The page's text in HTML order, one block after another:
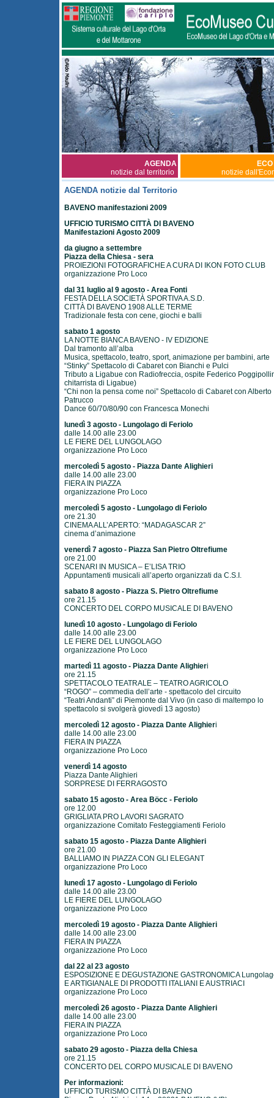
AGENDA
notizie dal territorio
notizie
AGENDA notizie dal Territorio
BAVENO manifestazioni 2009
UFFICIO TURISMO CITTÀ DI BAVENO
Manifestazioni Agosto 2009
da giugno a settembre
Piazza della Chiesa - sera
PROIEZIONI FOTOGRAFICHE A CURA DI IKON FOTO CLUB
organizzazione Pro Loco
dal 31 luglio al 9 agosto - Area Fonti
FESTA DELLA SOCIETÀ SPORTIVA A.S.D.
CITTÀ DI BAVENO 1908 ALLE TERME
Tradizionale festa con cene, giochi e balli
sabato 1 agosto
LA NOTTE BIANCA BAVENO - IV EDIZIONE
Dal tramonto all’alba
Musica, spettacolo, teatro, sport, animazione per bambini, arte
“Stinky” Spettacolo di Cabaret con Bianchi e Pulci
Tributo a Ligabue con Radiofreccia, ospite Federico
chitarrista di Ligabue)
“Chi non la pensa come noi” Spettacolo di Cabaret con Alberto
Patrucco
Dance 60/70/80/90 con Francesca Monechi
lunedì 3 agosto - Lungolago di Feriolo
dalle 14.00 alle 23.00
LE FIERE DEL LUNGOLAGO
organizzazione Pro Loco
mercoledì 5 agosto - Piazza Dante Alighieri
dalle 14.00 alle 23.00
FIERA IN PIAZZA
organizzazione Pro Loco
mercoledì 5 agosto - Lungolago di Feriolo
ore 21.30
CINEMA ALL’APERTO: “MADAGASCAR 2”
cinema d’animazione
venerdì 7 agosto - Piazza San Pietro Oltrefiume
ore 21.00
SCENARI IN MUSICA – E’LISA TRIO
Appuntamenti musicali all’aperto organizzati da C.S.I.
sabato 8 agosto - Piazza S. Pietro Oltrefiume
ore 21.15
CONCERTO DEL CORPO MUSICALE DI BAVENO
lunedì 10 agosto - Lungolago di Feriolo
dalle 14.00 alle 23.00
LE FIERE DEL LUNGOLAGO
organizzazione Pro Loco
martedì 11 agosto - Piazza Dante Alighieri
ore 21.15
SPETTACOLO TEATRALE – TEATRO AGRICOLO
“ROGO” – commedia dell’arte - spettacolo del circuito
“Teatri Andanti” di Piemonte dal Vivo (in caso di maltempo lo
spettacolo si svolgerà giovedì 13 agosto)
mercoledì 12 agosto - Piazza Dante Alighieri
dalle 14.00 alle 23.00
FIERA IN PIAZZA
organizzazione Pro Loco
venerdì 14 agosto
Piazza Dante Alighieri
SORPRESE DI FERRAGOSTO
sabato 15 agosto - Area Böcc - Feriolo
ore 12.00
GRIGLIATA PRO LAVORI SAGRATO
organizzazione Comitato Festeggiamenti Feriolo
sabato 15 agosto - Piazza Dante Alighieri
ore 21.00
BALLIAMO IN PIAZZA CON GLI ELEGANT
organizzazione Pro Loco
lunedì 17 agosto - Lungolago di Feriolo
dalle 14.00 alle 23.00
LE FIERE DEL LUNGOLAGO
organizzazione Pro Loco
mercoledì 19 agosto - Piazza Dante Alighieri
dalle 14.00 alle 23.00
FIERA IN PIAZZA
organizzazione Pro Loco
dal 22 al 23 agosto
ESPOSIZIONE E DEGUSTAZIONE GASTRONOMICA
E ARTIGIANALE DI PRODOTTI ITALIANI E AUSTRIACI
organizzazione Pro Loco
mercoledì 26 agosto - Piazza Dante Alighieri
dalle 14.00 alle 23.00
FIERA IN PIAZZA
organizzazione Pro Loco
sabato 29 agosto - Piazza della Chiesa
ore 21.15
CONCERTO DEL CORPO MUSICALE DI BAVENO
Per informazioni:
UFFICIO TURISMO CITTÀ DI BAVENO